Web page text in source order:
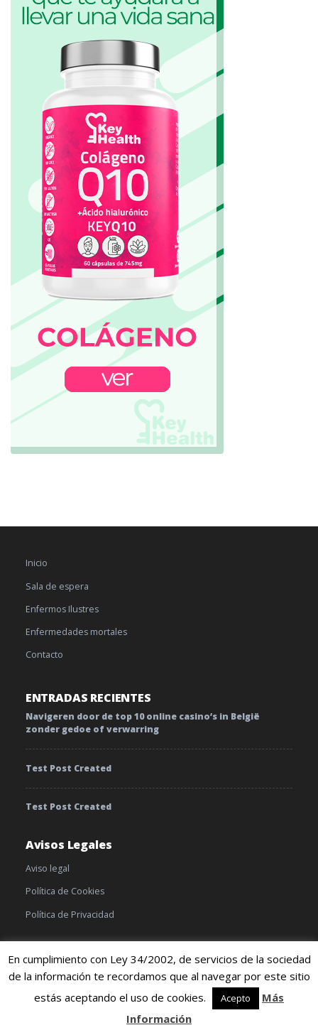
Inicio
Sala de espera
Enfermos Ilustres
Enfermedades mortales
Contacto
ENTRADAS RECIENTES
Navigeren door de top 10 online casino’s in België
zonder gedoe of verwarring
Test Post Created
Test Post Created
Avisos Legales
Aviso legal
Política de Cookies
Política de Privacidad
© 2019 TratamientoyEnfermedades | Cookies|Terminos y
condiciones
En cumplimiento con Ley 34/2002, de servicios de la sociedad
de la información te recordamos que al navegar por este sitio
estás aceptando el uso de cookies.
Acepto
Más
Información